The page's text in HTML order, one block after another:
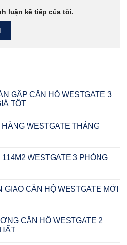
luận kế tiếp của tôi.
GẤP CĂN HỘ WESTGATE 3
TỐT
WESTGATE THÁNG
WESTGATE 3 PHÒNG
GIAO CĂN HỘ WESTGATE MỚI
CĂN HỘ WESTGATE 2